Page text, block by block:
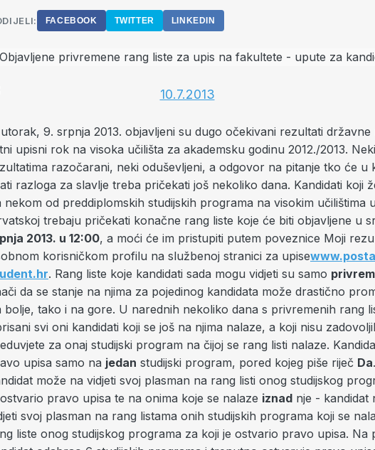
FACEBOOK TWITTER LINKEDIN
9. srpnja 2013. objavljeni su dugo očekivani rezultati državne
upisni rok na visoka učilišta za akademsku godinu 2012./2013.
razočarani, neki oduševljeni, a odgovor na pitanje tko će u
razloga za slavlje treba pričekati još nekoliko dana. Kandidati koji
nekom od preddiplomskih studijskih programa na visokim učilištima
trebaju pričekati konačne rang liste koje će biti objavljene u
2013. u 12:00, a moći će im pristupiti putem poveznice Moji
korisničkom profilu na službenoj stranici za upise
. Rang liste koje kandidati sada mogu vidjeti su samo
da se stanje na njima za pojedinog kandidata može drastično
bolje, tako i na gore. U narednih nekoliko dana s privremenih rang
svi oni kandidati koji se još na njima nalaze, a koji nisu
za onaj studijski program na čijoj se rang listi nalaze.
upisa samo na jedan studijski program, pored kojeg piše riječ Da
može na vidjeti svoj plasman na rang listi onog studijskog
pravo upisa te na onima koje se nalaze iznad nje - kandidat
svoj plasman na rang listama onih studijskih programa koji se
liste onog studijskog programa za koji je ostvario pravo upisa. Na